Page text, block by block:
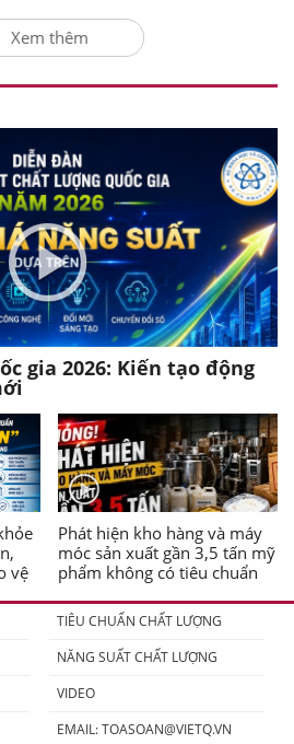
Xem thêm
gia 2026: Kiến tạo động
vệ
Phát hiện kho hàng và máy
móc sản xuất gần 3,5 tấn mỹ
phẩm không có tiêu chuẩn
TIÊU CHUẨN CHẤT LƯỢNG
NĂNG SUẤT CHẤT LƯỢNG
VIDEO
EMAIL:TOASOAN@VIETQ.VN